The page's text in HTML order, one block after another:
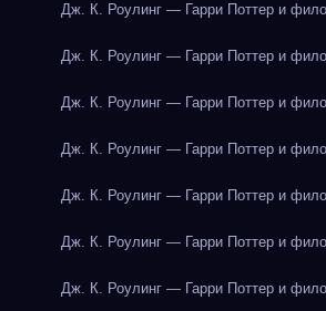
Дж. К. Роулинг — Гарри Поттер и
Дж. К. Роулинг — Гарри Поттер и
Дж. К. Роулинг — Гарри Поттер и
Дж. К. Роулинг — Гарри Поттер и
Дж. К. Роулинг — Гарри Поттер и
Дж. К. Роулинг — Гарри Поттер и
Дж. К. Роулинг — Гарри Поттер и